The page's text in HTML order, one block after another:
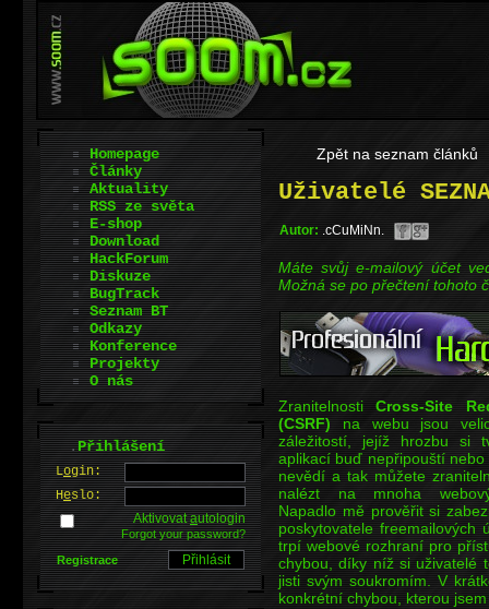
Zpět na seznam článků
Uživatelé
Autor: .cCuMiNn.
Máte svůj e-mailový účet
Možná se po přečtení tohoto
ZranitelnostiCross-Site
(CSRF) na webu jsou
záležitostí, jejíž hrozbu si
aplikací buď nepřipouští
nevědí a tak můžete
nalézt na mnoha
Napadlo mě prověřit si
poskytovatele freemailových
trpí webové rozhraní pro
chybou, díky níž si uživatelé
jisti svým soukromím. V
konkrétní chybou, kterou
Homepage
Články
Aktuality
RSS ze světa
E-shop
Download
HackForum
Diskuze
BugTrack
Seznam BT
Odkazy
Konference
Projekty
O nás
.Přihlášení
Login:
Heslo:
Aktivovatautologin
Forgot your password?
Registrace